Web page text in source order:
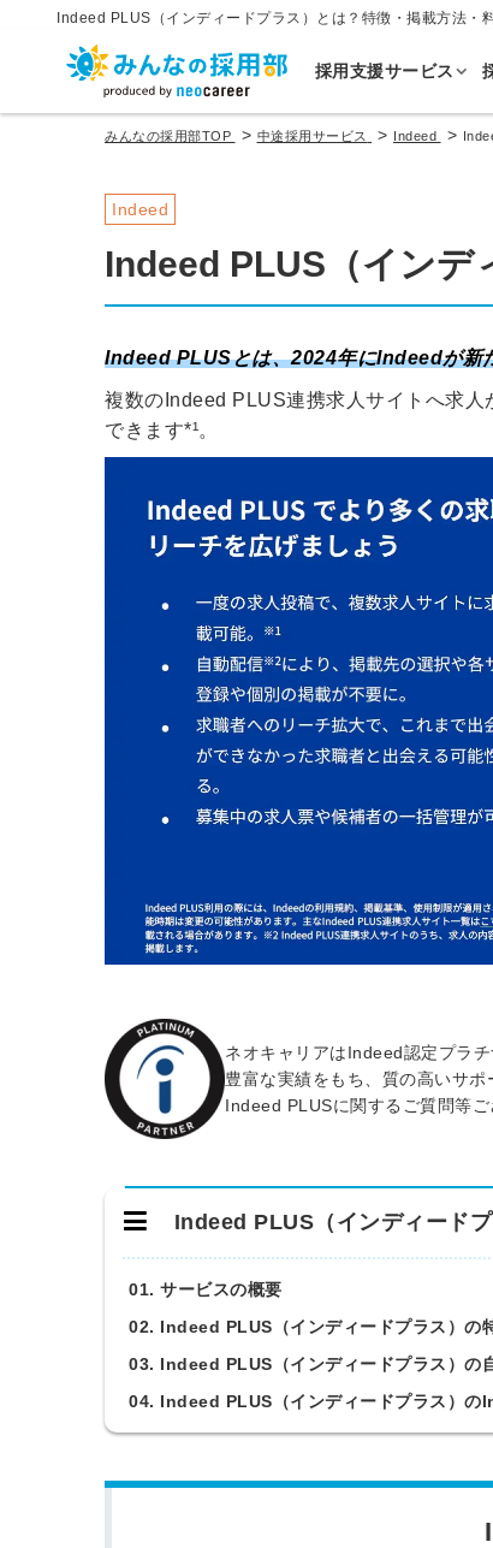
Indeed PLUS（インディードプラス）とは？特徴・掲載方法・
採用支援サービス
みんなの採用部TOP > 中途採用サービス > Indeed >
Indeed
Indeed PLUS（インデ
Indeed PLUSとは、2024年にIndeedが新
複数のIndeed PLUS連携求人サイトへ求
できます*¹。
ネオキャリアはIndeed認定プラチ
豊富な実績をもち、質の高いサ
Indeed PLUSに関するご質問等ご
Indeed PLUS（インディード
01. サービスの概要
02. Indeed PLUS（インディードプラス）の
03. Indeed PLUS（インディードプラス）の
04. Indeed PLUS（インディードプラス）の